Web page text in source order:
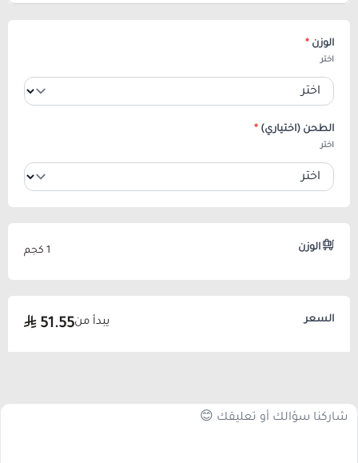
الوزن *
اختر
الطحن (اختياري) *
اختر
الوزن 1 كجم
السعر يبدأ من51.55